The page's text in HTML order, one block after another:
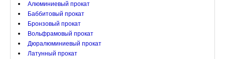
Алюминиевый прокат
Баббитовый прокат
Бронзовый прокат
Вольфрамовый прокат
Дюралюминиевый прокат
Латунный прокат